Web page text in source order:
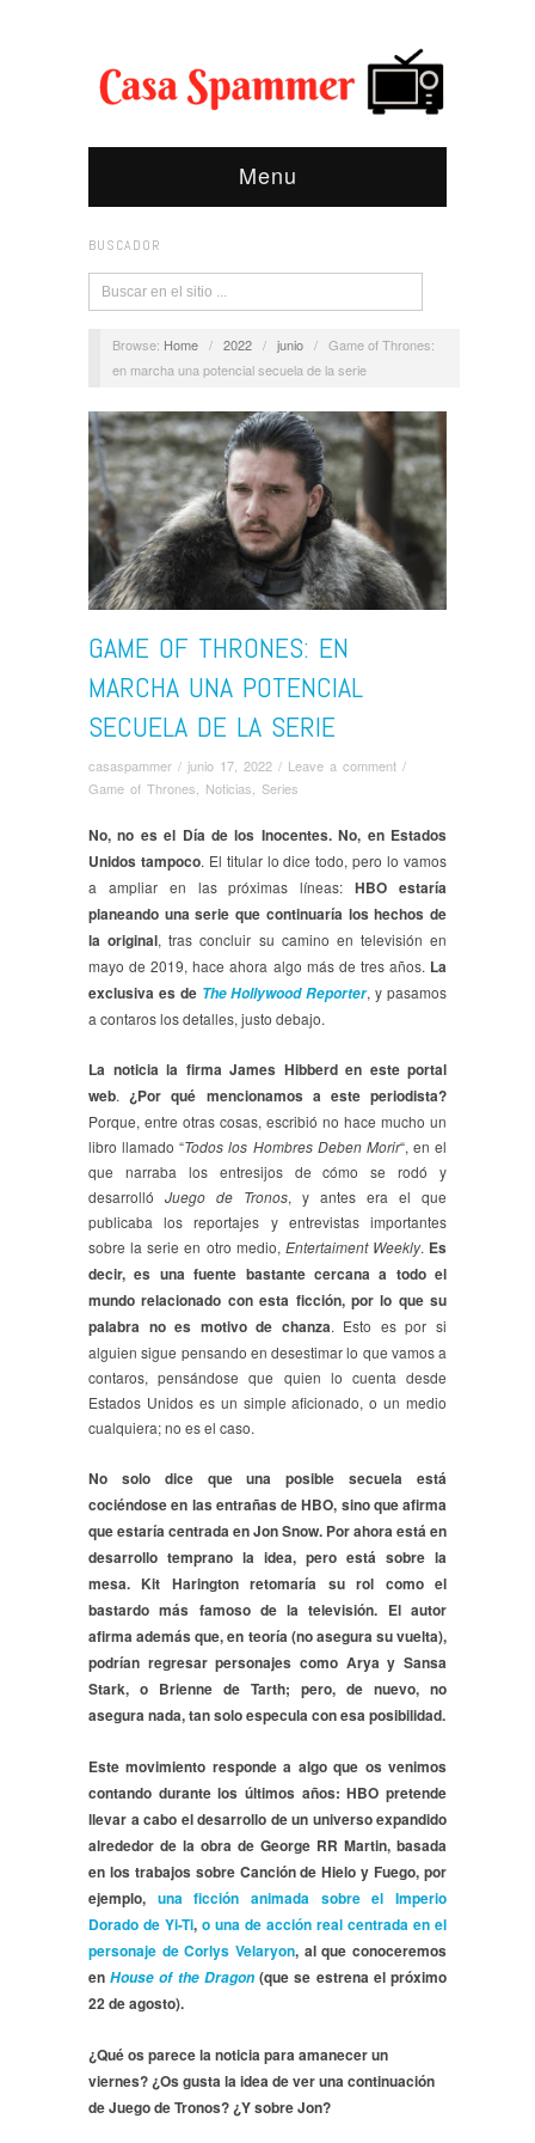
Menu
BUSCADOR
Browse: Home / 2022 / junio / Game of Thrones:
en marcha una potencial secuela de la serie
GAME OF THRONES: EN
MARCHA UNA POTENCIAL
SECUELA DE LA SERIE
casaspammer / junio 17, 2022 / Leave a comment /
Game of Thrones
Noticias Series
No, no es el Día de los Inocentes. No, en Estados
Unidos tampoco. El titular lo dice todo, pero lo vamos
a ampliar en las próximas líneas:HBO estaría
planeando una serie que continuaría los hechos de
la original, tras concluir su camino en televisión en
mayo de 2019, hace ahora algo más de tres años. La
exclusiva es de The Hollywood Reporter, y pasamos
a contaros los detalles, justo debajo.
La noticia la firma James Hibberd en este portal
web. ¿Por qué mencionamos a este periodista?
Porque, entre otras cosas, escribió no hace mucho un
libro llamado “Todos los Hombres Deben Morir“, en el
que narraba los entresijos de cómo se rodó y
desarrolló Juego de Tronos, y antes era el que
publicaba los reportajes y entrevistas importantes
sobre la serie en otro medio, Entertaiment Weekly. Es
decir, es una fuente bastante cercana a todo el
mundo relacionado con esta ficción, por lo que su
palabra no es motivo de chanza. Esto es por si
alguien sigue pensando en desestimar lo que vamos a
contaros, pensándose que quien lo cuenta desde
Estados Unidos es un simple aficionado, o un medio
cualquiera; no es el caso.
No solo dice que una posible secuela está
cociéndose en las entrañas de HBO, sino que afirma
que estaría centrada en Jon Snow. Por ahora está en
desarrollo temprano la idea, pero está sobre la
mesa. Kit Harington retomaría su rol como el
bastardo más famoso de la televisión. El autor
afirma además que, en teoría (no asegura su vuelta),
podrían regresar personajes como Arya y Sansa
Stark, o Brienne de Tarth; pero, de nuevo, no
asegura nada, tan solo especula con esa posibilidad.
Este movimiento responde a algo que os venimos
contando durante los últimos años: HBO pretende
llevar a cabo el desarrollo de un universo expandido
alrededor de la obra de George RR Martin, basada
en los trabajos sobre Canción de Hielo y Fuego, por
ejemplo, una ficción animada sobre el Imperio
Dorado de Yi-Ti, o una de acción real centrada en el
personaje de Corlys Velaryon, al que conoceremos
enHouse of the Dragon(que se estrena el próximo
22 de agosto).
¿Qué os parece la noticia para amanecer un
viernes? ¿Os gusta la idea de ver una continuación
de Juego de Tronos? ¿Y sobre Jon?